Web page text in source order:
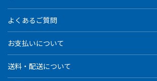
よくあるご質問
お支払いについて
送料・配送について